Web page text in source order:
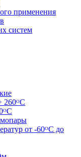
применения
систем
260ᴼС
от -60ᴼC до